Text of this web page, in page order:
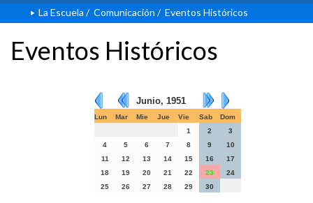
La Escuela / Comunicación / Eventos Históricos
Eventos Históricos
Junio, 1951
Lun Mar Mie Jue Vie Sab
Dom
1
2
3
4
5 6 7 8 9
10
11
12 13 14 15 16
17
18
19 20 21 22 23
24
25
26 27 28 29 30